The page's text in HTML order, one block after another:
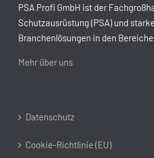
PSA Profi GmbH ist der
Schutzausrüstung (PSA) und
Branchenlösungen in den
Mehr über uns
Datenschutz
Cookie-Richtlinie (EU)